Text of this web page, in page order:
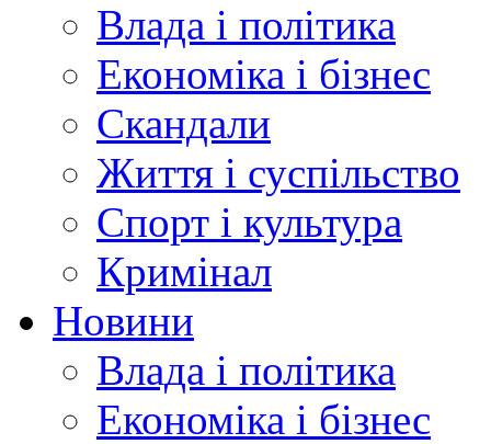
Влада і політика
Економіка і бізнес
Скандали
Життя і суспільство
Спорт і культура
Кримінал
Новини
Влада і політика
Економіка і бізнес